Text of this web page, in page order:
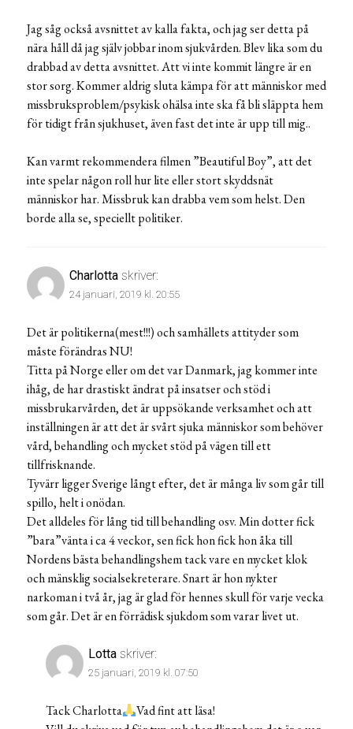
Jag såg också avsnittet av kalla fakta, och jag ser detta på
nära håll då jag själv jobbar inom sjukvården. Blev lika som du
drabbad av detta avsnittet. Att vi inte kommit längre är en
stor sorg. Kommer aldrig sluta kämpa för att människor med
missbruksproblem/psykisk ohälsa inte ska få bli släppta hem
för tidigt från sjukhuset, även fast det inte är upp till mig..
Kan varmt rekommendera filmen ”Beautiful Boy”, att det
inte spelar någon roll hur lite eller stort skyddsnät
människor har. Missbruk kan drabba vem som helst. Den
borde alla se, speciellt politiker.
Charlotta skriver:
24 januari, 2019 kl. 20:55
Det är politikerna(mest!!!) och samhällets attityder som
måste förändras NU!
Titta på Norge eller om det var Danmark, jag kommer inte
ihåg, de har drastiskt ändrat på insatser och stöd i
missbrukarvården, det är uppsökande verksamhet och att
inställningen är att det är svårt sjuka människor som behöver
vård, behandling och mycket stöd på vägen till ett
tillfrisknande.
Tyvärr ligger Sverige långt efter, det är många liv som går till
spillo, helt i onödan.
Det alldeles för lång tid till behandling osv. Min dotter fick
”bara”vänta i ca 4 veckor, sen fick hon fick hon åka till
Nordens bästa behandlingshem tack vare en mycket klok
och mänsklig socialsekreterare. Snart är hon nykter
narkoman i två år, jag är glad för hennes skull för varje vecka
som går. Det är en förrädisk sjukdom som varar livet ut.
Lotta skriver:
25 januari, 2019 kl. 07:50
Tack Charlotta
Vad fint att läsa!